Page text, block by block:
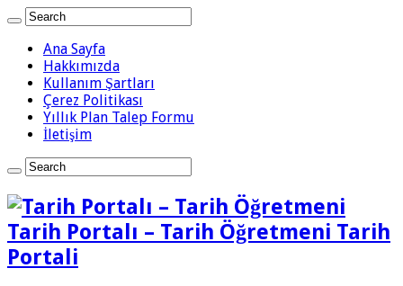
Ana Sayfa
Hakkımızda
Kullanım Şartları
Çerez Politikası
Yıllık Plan Talep Formu
İletişim
Tarih Portalı – Tarih Öğretmeni Tarih
Portali